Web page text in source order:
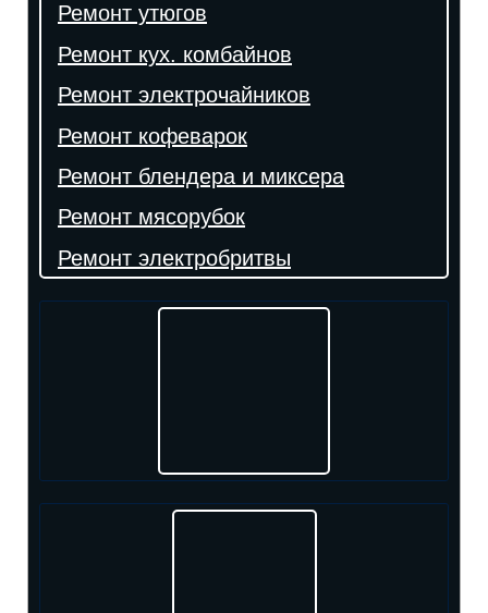
Ремонт утюгов
Ремонт кух. комбайнов
Ремонт электрочайников
Ремонт кофеварок
Ремонт блендера и миксера
Ремонт мясорубок
Ремонт электробритвы